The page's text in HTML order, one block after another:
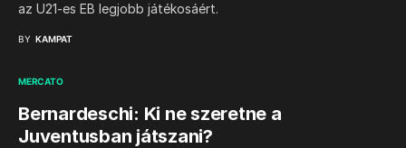
az U21-es EB legjobb játékosáért.
BY KAMPAT
MERCATO
Bernardeschi: Ki ne szeretne a
Juventusban játszani?